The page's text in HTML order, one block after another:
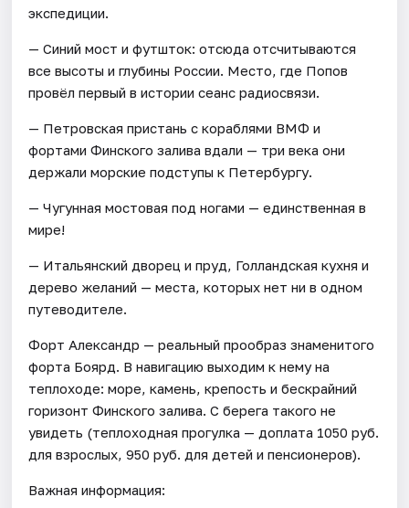
экспедиции.
— Синий мост и футшток: отсюда отсчитываются
все высоты и глубины России. Место, где Попов
провёл первый в истории сеанс радиосвязи.
— Петровская пристань с кораблями ВМФ и
фортами Финского залива вдали — три века они
держали морские подступы к Петербургу.
— Чугунная мостовая под ногами — единственная в
мире!
— Итальянский дворец и пруд, Голландская кухня и
дерево желаний — места, которых нет ни в одном
путеводителе.
Форт Александр — реальный прообраз знаменитого
форта Боярд. В навигацию выходим к нему на
теплоходе: море, камень, крепость и бескрайний
горизонт Финского залива. С берега такого не
увидеть (теплоходная прогулка — доплата 1050 руб.
для взрослых, 950 руб. для детей и пенсионеров).
Важная информация: